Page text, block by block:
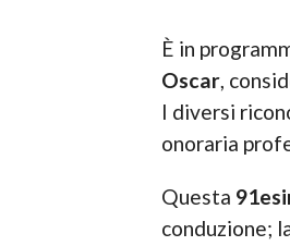
È in
Oscar,
I diversi
onoraria
Questa
conduzione;